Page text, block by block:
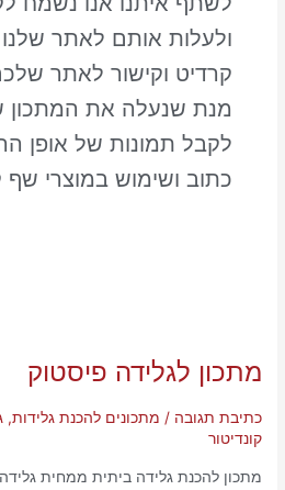
ולעלות אותם לאתר
קרדיט וקישור לאתר
מנת שנעלה את
לקבל תמונות של אופן
כתוב ושימוש במוצרי שף
מתכון לגלידה פיסטוק
כתיבת תגובה / מתכונים להכנת גלידות,
קונדיטור
מתכון להכנת גלידה ביתית ממחית
מתכון
פיסטוק